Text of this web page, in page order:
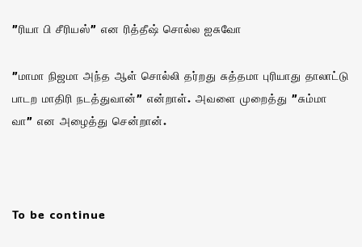
”ரியா பி சீரியஸ்” என ரித்தீஷ் சொல்ல ஐசுவோ
”மாமா நிஜமா அந்த ஆள் சொல்லி தர்றது சுத்தமா புரியாது தாலாட்டு
பாடற மாதிரி நடத்துவான்” என்றாள். அவளை முறைத்து ”சும்மா
வா” என அழைத்து சென்றான்.
To be continue